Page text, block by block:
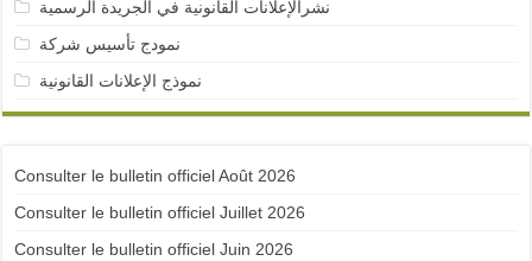
نشرالإعلانات القانونية في الجريدة الرسمية
نمودج تأسيس شركة
نموذج الإعلانات القانونية
Consulter le bulletin officiel Août 2026
Consulter le bulletin officiel Juillet 2026
Consulter le bulletin officiel Juin 2026